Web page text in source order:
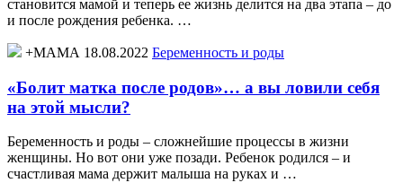
становится мамой и теперь ее жизнь делится на два этапа – до
и после рождения ребенка. …
+МАМА 18.08.2022 Беременность и роды
«Болит матка после родов»… а вы ловили себя
на этой мысли?
Беременность и роды – сложнейшие процессы в жизни
женщины. Но вот они уже позади. Ребенок родился – и
счастливая мама держит малыша на руках и …